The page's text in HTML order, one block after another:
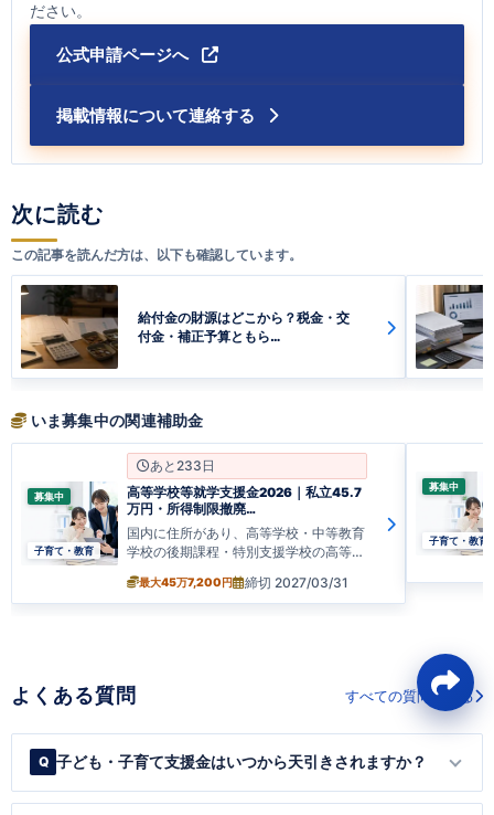
ださい。
公式申請ページへ
掲載情報について連絡する
次に読む
この記事を読んだ方は、以下も確認しています。
給付金の財源はどこから？税金・交
付金・補正予算ともら…
いま募集中の関連補助金
募集中
子育て・教育
あと233日
高等学校等就学支援金2026｜私立45.7
万円・所得制限撤廃…
国内に住所があり、高等学校・中等教育
学校の後期課程・特別支援学校の高等
最大45万7,200円 締切 2027/03/31
募集中
子育て・教育
よくある質問 すべての質問を見る
子ども・子育て支援金はいつから天引きされますか？